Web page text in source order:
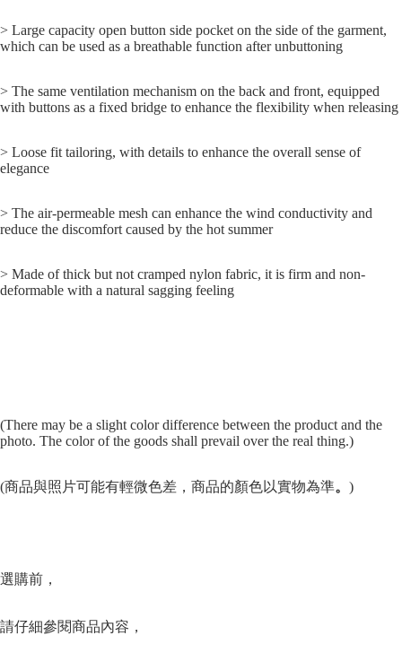
> Large capacity open button side pocket on the side of the garment,
which can be used as a breathable function after unbuttoning
> The same ventilation mechanism on the back and front, equipped
with buttons as a fixed bridge to enhance the flexibility when releasing
> Loose fit tailoring, with details to enhance the overall sense of
elegance
> The air-permeable mesh can enhance the wind conductivity and
reduce the discomfort caused by the hot summer
> Made of thick but not cramped nylon fabric, it is firm and non-
deformable with a natural sagging feeling
(There may be a slight color difference between the product and the
photo. The color of the goods shall prevail over the real thing.)
(商品與照片可能有輕微色差，商品的顏色以實物為準。 )
選購前，
請仔細參閱商品內容，